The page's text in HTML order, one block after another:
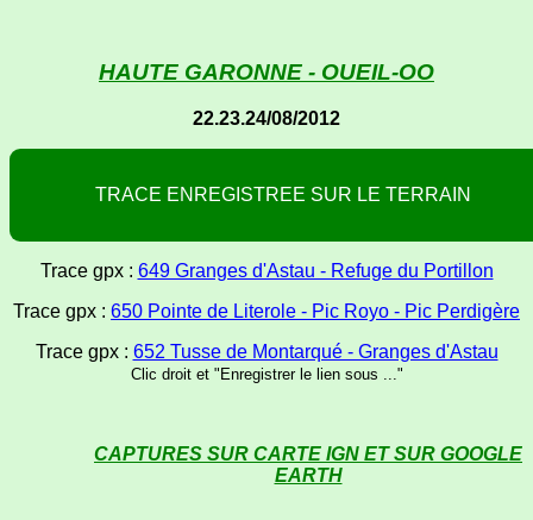
HAUTE GARONNE - OUEIL-OO
22.23.24/08/2012
TRACE EN REG STREE SUR LE TERRA N
Trace gpx : 649 Granges d'Astau - Refuge du Portillon
Trace gpx : 650 Pointe de Literole - Pic Royo - Pic Perdigère
Trace gpx : 652 Tusse de Montarqué - Granges d'Astau
Clic droit et "Enregistrer le lien sous ..."
CAPTURES SUR CARTE IGN ET SUR GOOGLE
EARTH